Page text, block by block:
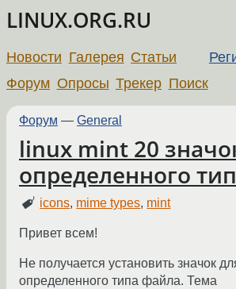
LINUX.ORG.RU
Новости Галерея Статьи
Форум Опросы Трекер Поиск
Форум — General
linux mint 20
определенного
icons, mime types, mint
Привет всем!
Не получается установить значок
определенного типа файла. Тема